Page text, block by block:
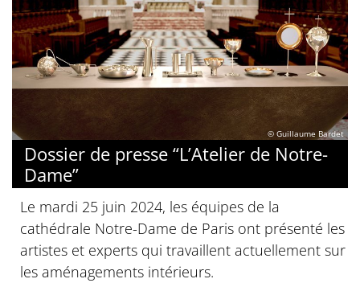
© Guillaume Bardet
Dossier de presse “L’Atelier de Notre-
Dame”
Le mardi 25 juin 2024, les équipes de la
cathédrale Notre-Dame de Paris ont présenté les
artistes et experts qui travaillent actuellement sur
les aménagements intérieurs.